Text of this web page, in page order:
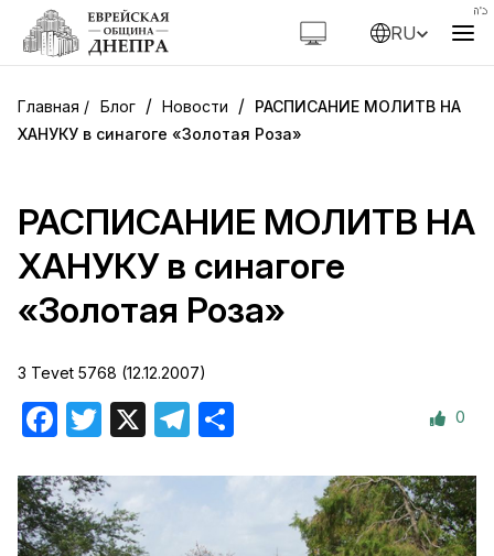
RU
Блог / Новости / РАСПИСАНИЕ МОЛИТВ НА
ХАНУКУ в синагоге «Золотая Роза»
РАСПИСАНИЕ МОЛИТВ НА
ХАНУКУ в синагоге
«Золотая Роза»
3 Tevet 5768 (12.12.2007)
Facebook
Twitter Telegram 0